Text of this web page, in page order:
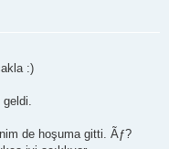
:)
de hoşuma gitti. Ãƒ?